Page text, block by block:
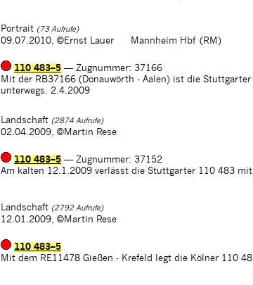
Portrait (73 Aufrufe)
09.07.2010, ©Ernst Lauer Mannheim Hbf (RM)
110 483–5 — Zugnummer: 37166
Mit der RB37166 (Donauwörth - Aalen) ist die
unterwegs. 2.4.2009
Landschaft (2874 Aufrufe)
02.04.2009, ©Martin Rese
110 483–5 — Zugnummer: 37152
Am kalten 12.1.2009 verlässt die Stuttgarter 110 483
Landschaft (2792 Aufrufe)
12.01.2009, ©Martin Rese
110 483–5
Mit dem RE11478 Gießen - Krefeld legt die Kölner 110